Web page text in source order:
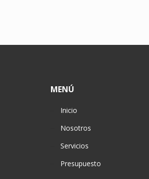
MENÚ
Inicio
Nosotros
Servicios
Presupuesto